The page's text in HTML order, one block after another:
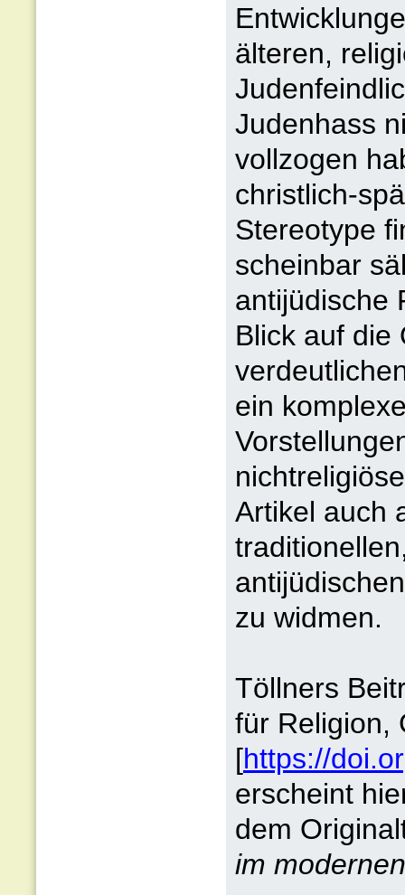
älteren,
Judenhass
vollzogen
christlich-
Stereotype
scheinbar
antijüdische
Blick auf die
ein
Artikel auch
zu widmen.
Töllners
für Religion,
[https://
erscheint
dem
im